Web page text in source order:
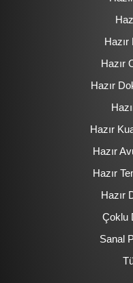
Hazır
Hazır
Hazır
Hazır
Hazır
Hazır
Çoklu
Sanal